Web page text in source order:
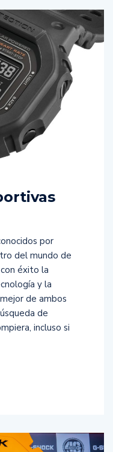
por
del mundo de
éxito la
y la
de ambos
de
incluso si